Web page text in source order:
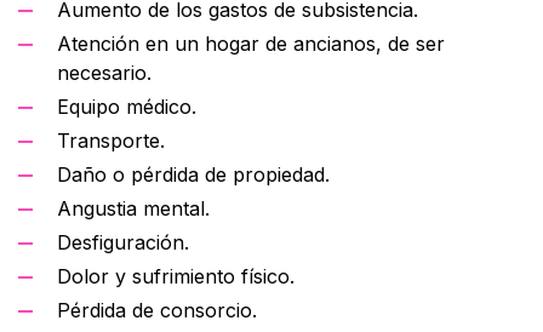
Aumento de los gastos de subsistencia.
Atención en un hogar de ancianos, de ser
necesario.
Equipo médico.
Transporte.
Daño o pérdida de propiedad.
Angustia mental.
Desfiguración.
Dolor y sufrimiento físico.
Pérdida de consorcio.